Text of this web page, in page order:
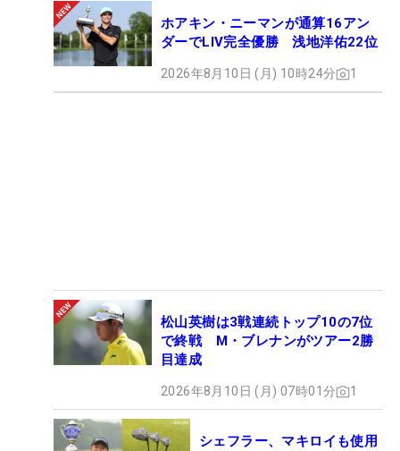
ホアキン・ニーマンが通算16アン
ダーでLIV完全優勝 浅地洋佑22位
2026年8月10日 (月) 10時24分 1
松山英樹は3戦連続トップ10の7位
で終戦 M・ブレナンがツアー2勝
目達成
2026年8月10日 (月) 07時01分 1
シェフラー、マキロイも使用